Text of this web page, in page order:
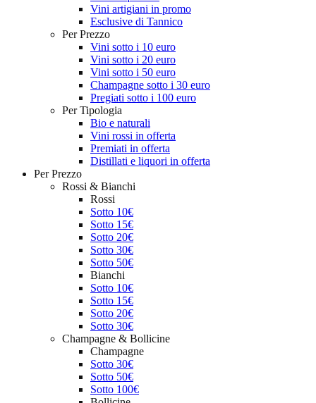
Vini artigiani in promo
Esclusive di Tannico
Per Prezzo
Vini sotto i 10 euro
Vini sotto i 20 euro
Vini sotto i 50 euro
Champagne sotto i 30 euro
Pregiati sotto i 100 euro
Per Tipologia
Bio e naturali
Vini rossi in offerta
Premiati in offerta
Distillati e liquori in offerta
Per Prezzo
Rossi & Bianchi
Rossi
Sotto 10€
Sotto 15€
Sotto 20€
Sotto 30€
Sotto 50€
Bianchi
Sotto 10€
Sotto 15€
Sotto 20€
Sotto 30€
Champagne & Bollicine
Champagne
Sotto 30€
Sotto 50€
Sotto 100€